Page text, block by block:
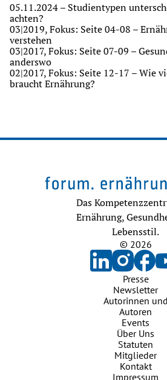
05.11.2024 – Studientypen
achten?
03|2019,Fokus: Seite 04-08 –
verstehen
03|2017,Fokus: Seite 07-09 –
anderswo
02|2017,Fokus: Seite 12-17 –Wie
braucht Ernährung?
Das
Ernährung,
Lebensstil.
© 2026
Presse
Newsletter
Autorinnen und
Autoren
Events
Über Uns
Statuten
Mitglieder
Kontakt
Impressum